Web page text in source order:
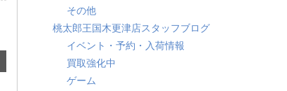
その他
桃太郎王国木更津店スタッフブログ
イベント・予約・入荷情報
買取強化中
ゲーム